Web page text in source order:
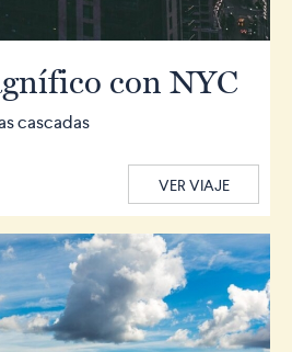
con NYC
cascadas
VER VIAJE